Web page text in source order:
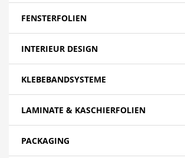
FENSTERFOLIEN
INTERIEUR DESIGN
KLEBEBANDSYSTEME
LAMINATE & KASCHIERFOLIEN
PACKAGING